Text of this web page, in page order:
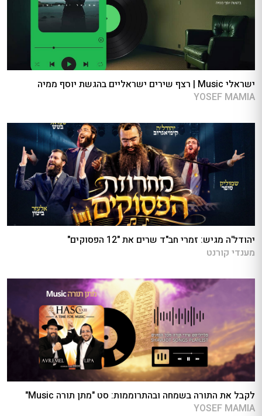
ישראלי Music | רצף שירים ישראליים בהגשת יוסף ממיה
YOSEF MAMIA
יהודל'ה מגיש: זמרי חב"ד שרים את "12 הפסוקים"
מענדי קורנט
לקבל את התורה בשמחה ובהתרוממות: סט "מתן תורה Music"
YOSEF MAMIA